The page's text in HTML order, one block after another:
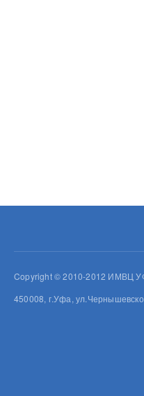
Copyright © 2010-2012 ИМВЦ
450008, г.Уфа,